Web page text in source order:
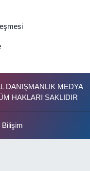
DANIŞMANLIK MEDYA
HAKLARI SAKLIDIR
Bilişim